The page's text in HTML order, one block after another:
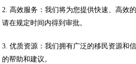
2. 高效服务：我们将为您提供快速、高效
请在规定时间内得到审批。
3. 优质资源：我们拥有广泛的移民资源和
的帮助和建议。